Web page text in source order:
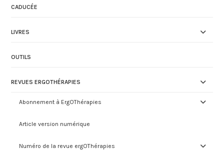
CADUCÉE
LIVRES
OUTILS
REVUES ERGOTHÉRAPIES
Abonnement à ErgOThérapies
Article version numérique
Numéro de la revue ergOThérapies